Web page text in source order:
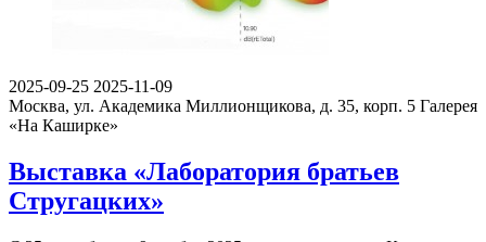
2025-09-25 2025-11-09
Москва, ул. Академика Миллионщикова, д. 35, корп. 5 Галерея
«На Каширке»
Выставка «Лаборатория братьев
Стругацких»